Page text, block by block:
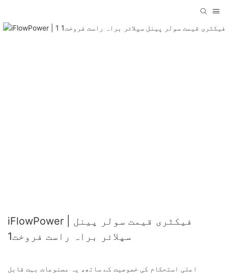
iFlowPower | فیکٹری قیمت سولر پینل
سپلائر براہ راست فروخت1
اعلی استحکام کی خصوصیت کے ساتھ، یہ مصنوعات بہت قابل